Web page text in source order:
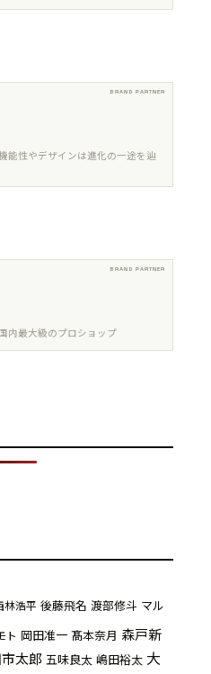
能性やデザインは進化の一途を辿
内最大級のプロショップ
林浩平 後藤飛名 渡部修斗 マル
ト 岡田准一 髙本奈月 森戸新
太郎 五味良太 嶋田裕太 大